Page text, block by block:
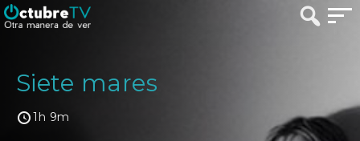
Siete mares
1h 9m